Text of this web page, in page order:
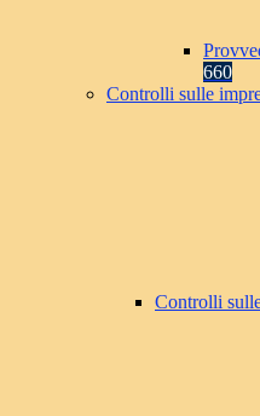
660
Controlli sulle
Controlli